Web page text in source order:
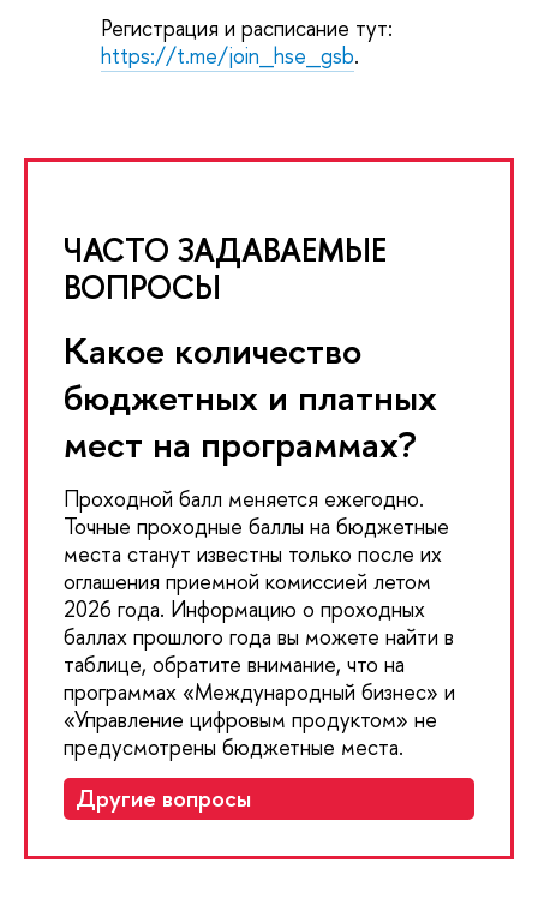
Регистрация и расписание тут:
https://t.me/join_hse_gsb.
ЧАСТО ЗАДАВАЕМЫЕ
ВОПРОСЫ
Какое количество
бюджетных и платных
мест на программах?
Проходной балл меняется ежегодно.
Точные проходные баллы на бюджетные
места станут известны только после их
оглашения приемной комиссией летом
2026 года. Информацию о проходных
баллах прошлого года вы можете найти в
таблице, обратите внимание, что на
программах «Международный бизнес» и
«Управление цифровым продуктом» не
предусмотрены бюджетные места.
Другие вопросы